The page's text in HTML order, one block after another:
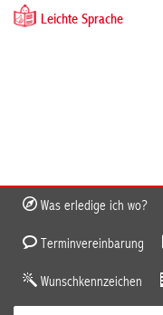
Leichte Sprache
Was erledige ich wo?
Terminvereinbarung
Wunschkennzeichen